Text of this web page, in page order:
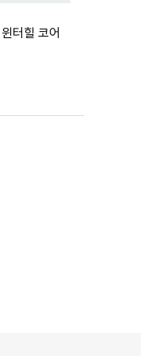
터힐 코어